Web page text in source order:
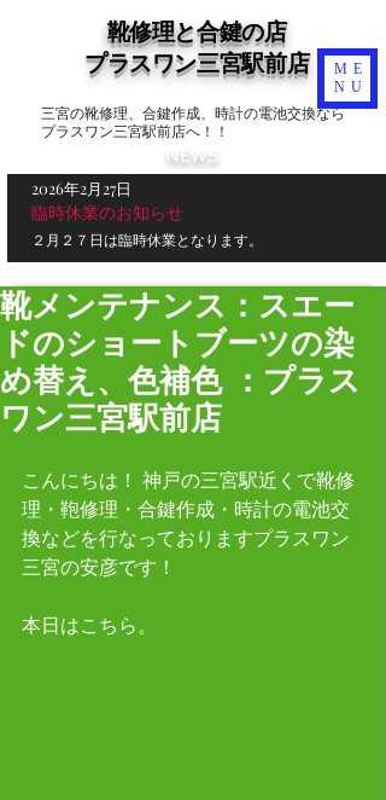
三宮の靴修理、合鍵作成、時計の電池交換なら
プラスワン三宮駅前店へ！！
NEWS
2026年2月27日
臨時休業のお知らせ
２月２７日は臨時休業となります。
靴修理と合鍵の店
​プラスワン三宮駅前店
ME
NU
靴メンテナンス：スエー
ドのショートブーツの染
め替え、色補色 ：プラス
ワン三宮駅前店
こんにちは！ 神戸の三宮駅近くで靴修
理・鞄修理・合鍵作成・時計の電池交
換などを行なっておりますプラスワン
三宮の安彦です！
本日はこちら。